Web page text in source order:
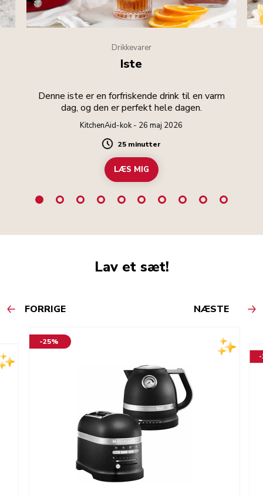
Drikkevarer
Iste
Denne iste er en forfriskende drink til en varm
dag, og den er perfekt hele dagen.
KitchenAid-kok - 26 maj 2026
Duration
25 minutter
LÆS MIG
Lav et sæt!
FORRIGE NÆSTE
-25%
-